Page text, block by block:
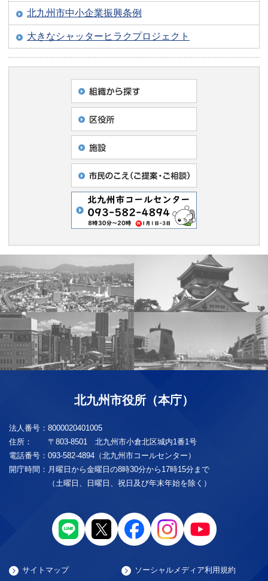
北九州市中小企業振興条例
大きなシャッターヒラクプロジェクト
北九州市役所（本庁）
法人番号： 8000020401005
住所：
〒803-8501 北九州市小倉北区城内1番1号
電話番号： 093-582-4894（北九州市コールセンター）
開庁時間： 月曜日から金曜日の8時30分から17時15分まで
（土曜日、日曜日、祝日及び年末年始を除く）
サイトマップ ソーシャルメディア利用規約